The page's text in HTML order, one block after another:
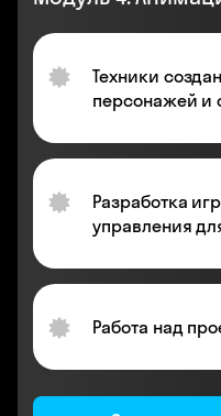
Техники
персонажей и
Разработка
управления
Работа над